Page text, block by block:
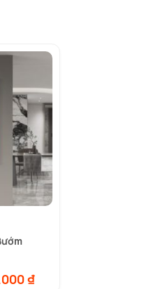
₫Khoảng